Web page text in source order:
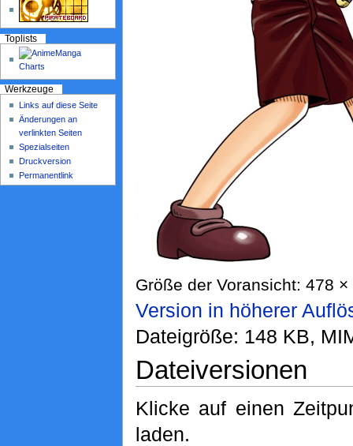
Größe der Voransicht: 478
Version in höherer
Dateigröße: 148 KB,
Dateiversionen
Klicke auf einen
laden.
Toplists
Werkzeuge
Links auf diese Seite
Änderungen an
verlinkten Seiten
Spezialseiten
Druckversion
Permanentlink